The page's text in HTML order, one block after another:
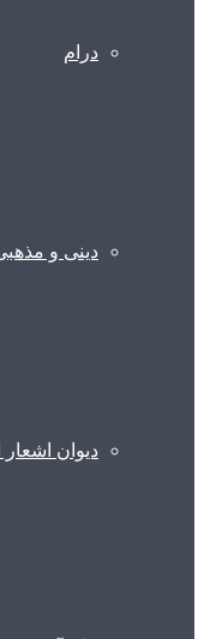
درام
دینی و
دیوان اشعار